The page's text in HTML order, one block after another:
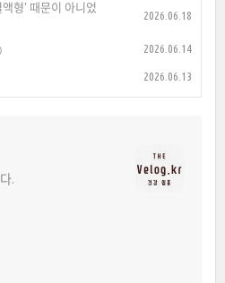
형' 때문이 아니었
2026.06.18
2026.06.14
2026.06.13
.